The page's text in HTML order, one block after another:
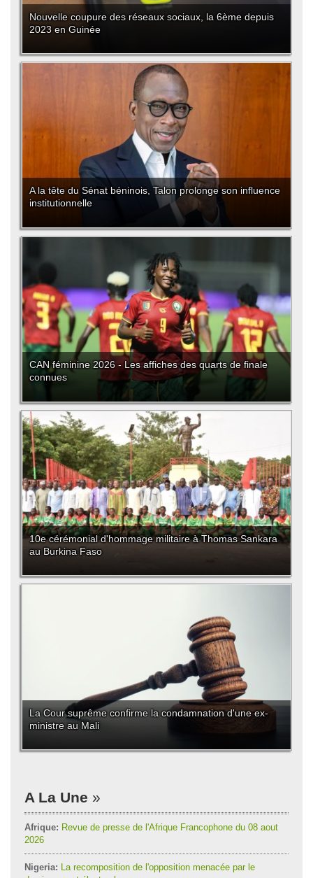
Nouvelle coupure des réseaux sociaux, la 6ème depuis
2023 en Guinée
A la tête du Sénat béninois, Talon prolonge son influence
institutionnelle
CAN féminine 2026 - Les affiches des quarts de finale
connues
10e cérémonial d'hommage militaire à Thomas Sankara
au Burkina Faso
La Cour suprême confirme la condamnation d'une ex-
ministre au Mali
A La Une
Afrique: Revue de presse de l'Afrique Francophone du 08 aout
2026
Nigeria: La recomposition de l'opposition menacée par le